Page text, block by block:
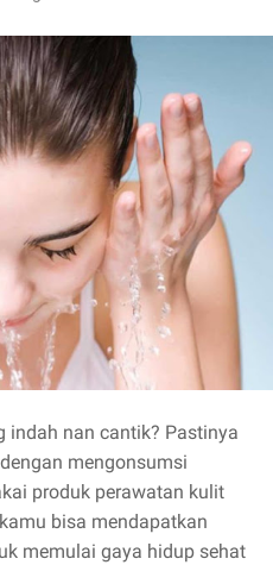
indah nan cantik? Pastinya
mengonsumsi
produk perawatan kulit
bisa mendapatkan
memulai gaya hidup sehat